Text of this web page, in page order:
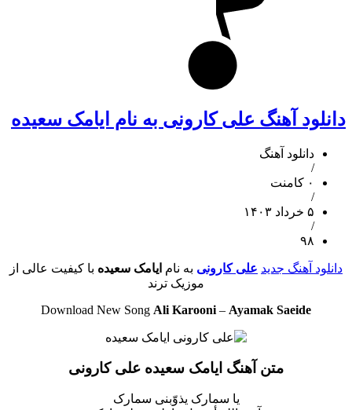
دانلود آهنگ علی کارونی به نام ایامک سعیده
دانلود آهنگ
/
۰ کامنت
/
۵ خرداد ۱۴۰۳
/
۹۸
دانلود آهنگ جدید علی کارونی به نام ایامک سعیده با کیفیت عالی از
موزیک ترند
Download New Song Ali Karooni – Ayamak Saeide
متن آهنگ ایامک سعیده علی کارونی
یا سمارک یذوّبنی سمارک